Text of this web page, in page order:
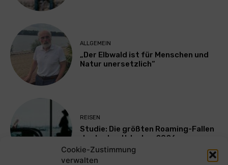
Cookie-Zustimmung
verwalten
ALLGEMEIN
„Der Elbwald ist für Menschen und
Natur unersetzlich“
REISEN
Studie: Die größten Roaming-Fallen
deutscher Urlauber 2026